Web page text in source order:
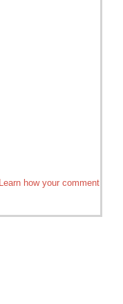
Learn how your comment